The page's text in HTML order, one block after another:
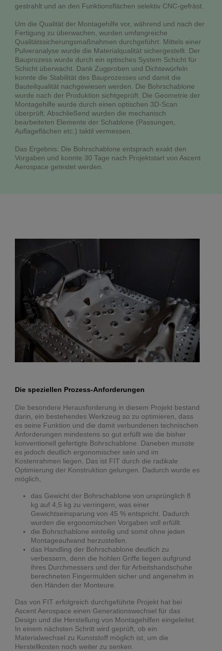
gestrahlt und an den Funktionsflächen selektiv CNC-gefräst.
Um die Qualität der Montagehilfe vor, während und nach der
Fertigung zu überwachen, wurden umfangreiche
Qualitätssicherungsmaßnahmen durchgeführt. Mittels einer
Pulveranalyse wurde die Materialqualität sichergestellt. Der
Bauprozess wurde durch ein optisches System Schicht für
Schicht überwacht. Dank Zugproben und Dichtewürfeln
konnte die Stabilität des Bauprozesses und damit die
Bauteilqualität nachgewiesen werden. Die Bohrschablone
wurde nach der Produktion sichtgeprüft. Die Geometrie der
Montagehilfe wurde durch einen optischen 3D-Scan
überprüft. Abschließend wurden die mechanisch
bearbeiteten Elemente der Schablone (Passungen,
Auflageflächen etc.) taktil vermessen.
Das Ergebnis: Die Bohrschablone entsprach exakt den
Vorgaben und konnte 30 Tage nach Projektstart von Ascent
Aerospace getestet werden.
Die speziellen Prozess-Anforderungen
Die besondere Herausforderung in diesem Projekt bestand
darin, ein bestehendes Werkzeug so zu optimieren, dass
es seine Funktion und die damit verbundenen technischen
Anforderungen mindestens so gut erfüllt wie die bisher
konventionell gefertigte Bohrschablone. Daneben musste
es jedoch deutlich ergonomischer sein und im
Kostenrahmen liegen. Das ist FIT durch die radikale
Optimierung der Konstruktion gelungen. Dadurch wurde es
möglich,
das Gewicht der Bohrschablone von ursprünglich 8
kg auf 4,5 kg zu verringern, was einer
Gewichtseinsparung von 45 % entspricht. Dadurch
wurden die ergonomischen Vorgaben voll erfüllt.
die Bohrschablone einteilig und somit ohne jeden
Montageaufwand herzustellen.
das Handling der Bohrschablone deutlich zu
verbessern, denn die hohlen Griffe liegen aufgrund
ihres Durchmessers und der für Arbeitshandschuhe
berechneten Fingermulden sicher und angenehm in
den Händen der Monteure.
Das von FIT erfolgreich durchgeführte Projekt hat bei
Ascent Aerospace einen Generationswechsel für das
Design und die Herstellung von Montagehilfen eingeleitet.
In einem nächsten Schritt wird geprüft, ob ein
Materialwechsel zu Kunststoff möglich ist, um die
Herstellkosten noch weiter zu senken.